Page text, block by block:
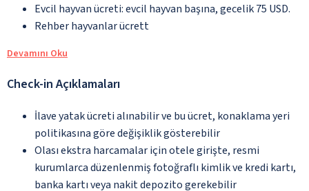
Evcil hayvan ücreti: evcil hayvan başına, gecelik 75 USD.
Rehber hayvanlar ücrett
Devamını Oku
Check-in Açıklamaları
İlave yatak ücreti alınabilir ve bu ücret, konaklama yeri
politikasına göre değişiklik gösterebilir
Olası ekstra harcamalar için otele girişte, resmi
kurumlarca düzenlenmiş fotoğraflı kimlik ve kredi kartı,
banka kartı veya nakit depozito gerekebilir